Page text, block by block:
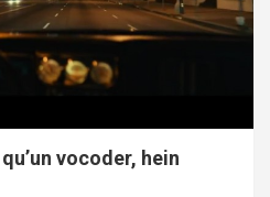
vocoder, hein